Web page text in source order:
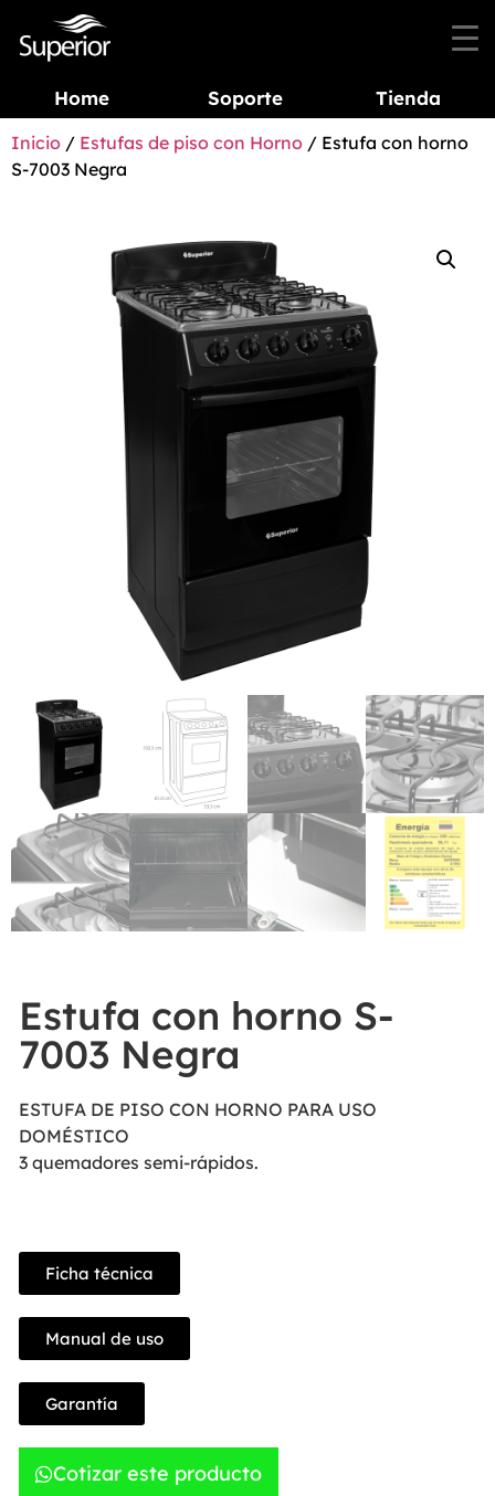
Home Soporte Tienda
Inicio / Estufas de piso con Horno / Estufa con horno
S-7003 Negra
Estufa con horno S-
7003 Negra
ESTUFA DE PISO CON HORNO PARA USO
DOMÉSTICO
3 quemadores semi-rápidos.
Ficha técnica
Manual de uso
Garantía
Cotizar este producto